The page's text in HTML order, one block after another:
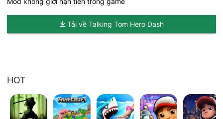
Tải về Talking Tom Hero Dash
HOT